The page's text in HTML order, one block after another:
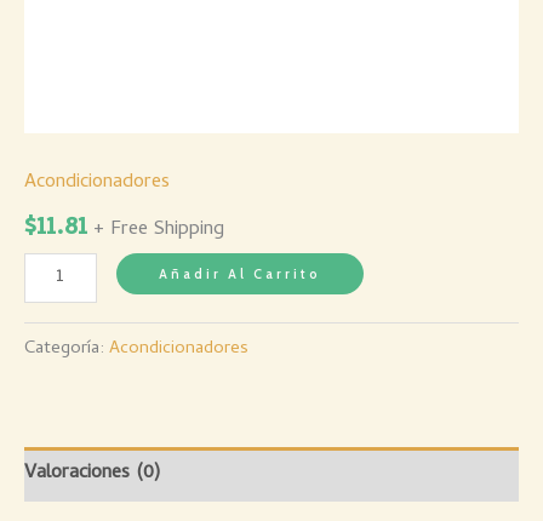
Acondicionadores
$11.81 + Free Shipping
Añadir Al Carrito
Categoría: Acondicionadores
Valoraciones (0)